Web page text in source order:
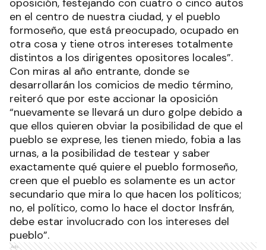
en el centro de nuestra ciudad, y el pueblo
formoseño, que está preocupado, ocupado en
otra cosa y tiene otros intereses totalmente
distintos a los dirigentes opositores locales”.
Con miras al año entrante, donde se
desarrollarán los comicios de medio término,
reiteró que por este accionar la oposición
“nuevamente se llevará un duro golpe debido a
que ellos quieren obviar la posibilidad de que el
pueblo se exprese, les tienen miedo, fobia a las
urnas, a la posibilidad de testear y saber
exactamente qué quiere el pueblo formoseño,
creen que el pueblo es solamente es un actor
secundario que mira lo que hacen los políticos;
no, el político, como lo hace el doctor Insfrán,
debe estar involucrado con los intereses del
pueblo”.
Ads